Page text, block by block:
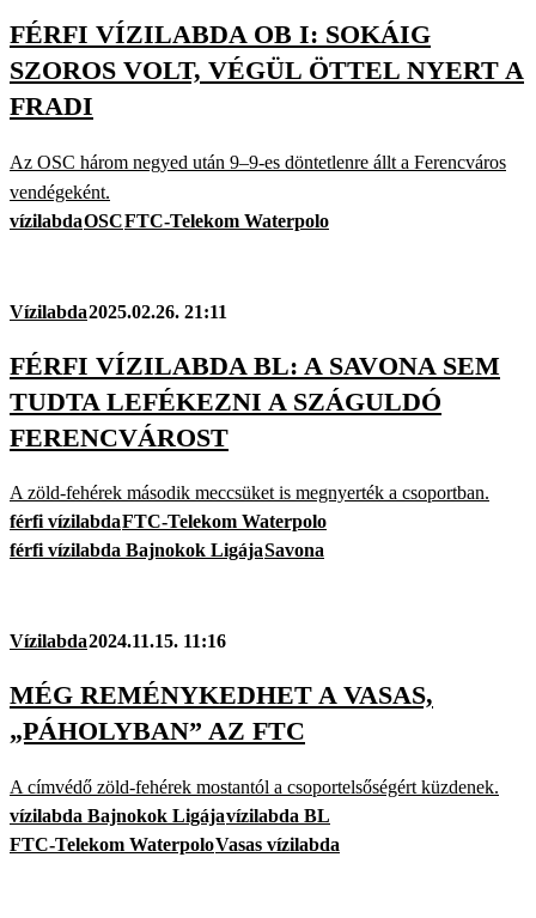
FÉRFI VÍZILABDA OB I: SOKÁIG
SZOROS VOLT, VÉGÜL ÖTTEL NYERT A
FRADI
Az OSC három negyed után 9–9-es döntetlenre állt a Ferencváros
vendégeként.
vízilabdaOSCFTC-Telekom Waterpolo
Vízilabda2025.02.26. 21:11
FÉRFI VÍZILABDA BL: A SAVONA SEM
TUDTA LEFÉKEZNI A SZÁGULDÓ
FERENCVÁROST
A zöld-fehérek második meccsüket is megnyerték a csoportban.
férfi vízilabdaFTC-Telekom Waterpolo
férfi vízilabda Bajnokok LigájaSavona
Vízilabda2024.11.15. 11:16
MÉG REMÉNYKEDHET A VASAS,
„PÁHOLYBAN” AZ FTC
A címvédő zöld-fehérek mostantól a csoportelsőségért küzdenek.
vízilabda Bajnokok Ligájavízilabda BL
FTC-Telekom WaterpoloVasas vízilabda